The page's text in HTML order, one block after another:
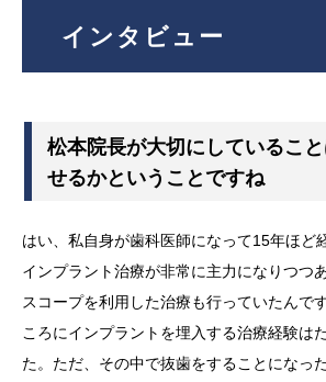
インタビュー
松本院長が大切にしているこ
せるかということですね
はい、私自身が歯科医師になって15年ほど
インプラント治療が非常に主力になりつつ
スコープを利用した治療も行っていたんで
ころにインプラントを埋入する治療経験は
た。ただ、その中で抜歯をすることになっ